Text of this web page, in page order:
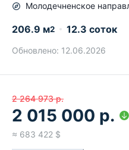
Молодечненское
206.9 м2 12.3 соток
Обновлено: 12.06.2026
2 264 973 р.
2 015 000 р.
≈ 683 422 $